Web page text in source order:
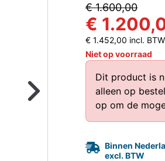
Naar
€ 1.600,00
€
€ 1.452,00 incl. BTW
Niet op voorraad
Dit product is
alleen op
op om de
Binnen
excl. BTW